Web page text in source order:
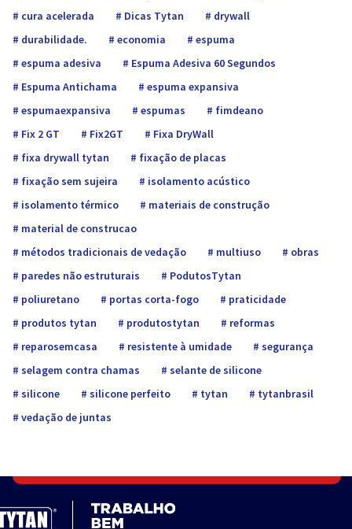
cura acelerada
Dicas Tytan
drywall
durabilidade.
economia
espuma
espuma adesiva
Espuma Adesiva 60 Segundos
Espuma Antichama
espuma expansiva
espumaexpansiva
espumas
fimdeano
Fix 2 GT
Fix2GT
Fixa DryWall
fixa drywall tytan
fixação de placas
fixação sem sujeira
isolamento acústico
isolamento térmico
materiais de construção
material de construcao
métodos tradicionais de vedação
multiuso
obras
paredes não estruturais
PodutosTytan
poliuretano
portas corta-fogo
praticidade
produtos tytan
produtostytan
reformas
reparosemcasa
resistente à umidade
segurança
selagem contra chamas
selante de silicone
silicone
silicone perfeito tytan
tytanbrasil
vedação de juntas